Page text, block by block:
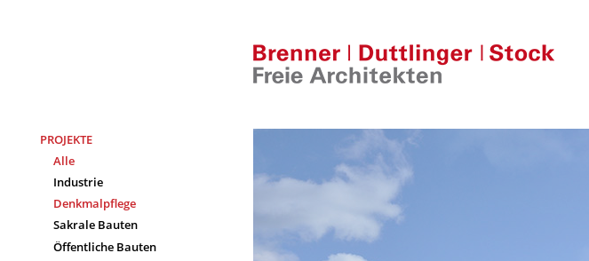
PROJEKTE
Alle
Industrie
Denkmalpflege
Sakrale Bauten
Öffentliche Bauten